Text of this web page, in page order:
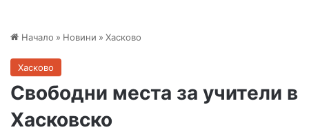
Начало » Новини » Хасково
Хасково
Свободни места за учители в
Хасковско